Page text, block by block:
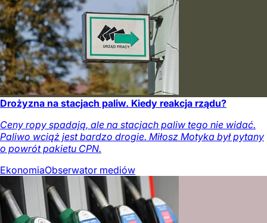
Drożyzna na stacjach paliw. Kiedy reakcja rządu?
Ceny ropy spadają, ale na stacjach paliw tego nie widać.
Paliwo wciąż jest bardzo drogie. Miłosz Motyka był pytany
o powrót pakietu CPN.
EkonomiaObserwator mediów